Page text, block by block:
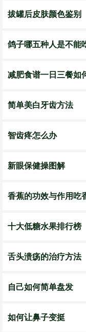
拔罐后皮肤颜色鉴别
鸽子哪五种人是不能
减肥食谱一日三餐如
简单美白牙齿方法
智齿疼怎么办
新眼保健操图解
香蕉的功效与作用吃
十大低糖水果排行榜
舌头溃疡的治疗方法
自己如何简单盘发
如何让鼻子变挺